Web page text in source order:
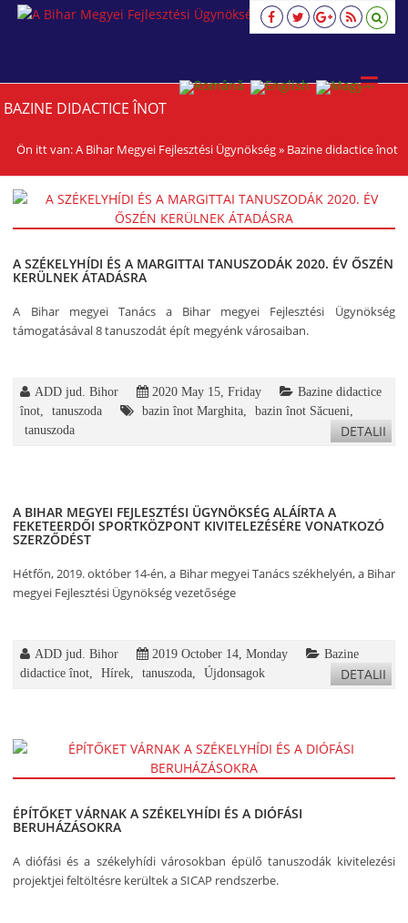
A
viziune,
acţiune
BAZINE DIDACTICE ÎNOT
Ön itt van:A Bihar Megyei Fejlesztési Ügynökség» Bazine didactice înot
A SZÉKELYHÍDI ÉS A MARGITTAI TANUSZODÁK 2020. ÉV ŐSZÉN
KERÜLNEK ÁTADÁSRA
A Bihar megyei Tanács a Bihar megyei Fejlesztési Ügynökség
támogatásával 8 tanuszodát épít megyénk városaiban.
ADD jud. Bihor 2020 May 15, Friday
Bazine didactice
înot
tanuszoda bazin înot Marghita bazin înot Săcueni
tanuszoda
DETALII
A BIHAR MEGYEI FEJLESZTÉSI ÜGYNÖKSÉG ALÁÍRTA A
FEKETEERDŐI SPORTKÖZPONT KIVITELEZÉSÉRE VONATKOZÓ
SZERZŐDÉST
Hétfőn, 2019. október 14-én, a Bihar megyei Tanács székhelyén, a Bihar
megyei Fejlesztési Ügynökség vezetősége
ADD jud. Bihor 2019 October 14, Monday
Bazine
didactice înot
Hírek tanuszoda Újdonsagok DETALII
ÉPÍTŐKET VÁRNAK A SZÉKELYHÍDI ÉS A DIÓFÁSI
BERUHÁZÁSOKRA
A diófási és a székelyhídi városokban épülő tanuszodák kivitelezési
projektjei feltöltésre kerültek a SICAP rendszerbe.